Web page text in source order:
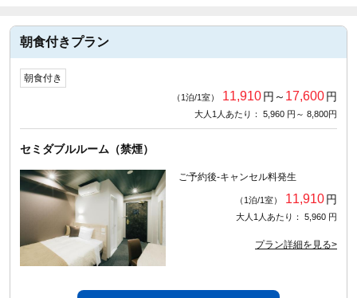
朝食付きプラン
朝食付き
（1泊/1室） 11,910円～ 17,600円
大人1人あたり： 5,960 円～ 8,800円
セミダブルルーム（禁煙）
ご予約後-キャンセル料発生
（1泊/1室） 11,910円
大人1人あたり： 5,960 円
プラン詳細を見る>